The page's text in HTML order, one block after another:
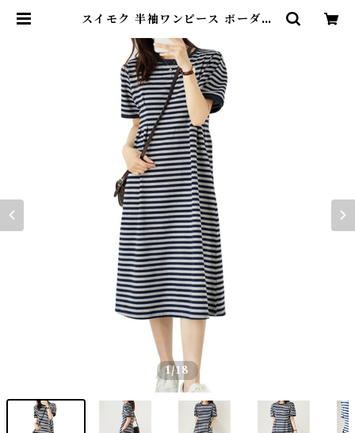
スイモク 半袖ワンピース ボーダー
シマシマ 肌触りの良い素材 半袖ワ
ンピース 夏 ロングワンピース リゾ
ートワンピース オーバーサイズTシ
ャツ ナチュラル おしゃれ ロング丈
5682464【水沐良品】 | DearKM
❤︎フレンチブルドック孔明
1/18